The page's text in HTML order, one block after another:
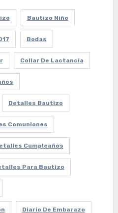
Bautizo Niño
Bodas
Collar De Lactancia
Detalles Bautizo
Comuniones
Cumpleaños
Para Bautizo
Diario De Embarazo